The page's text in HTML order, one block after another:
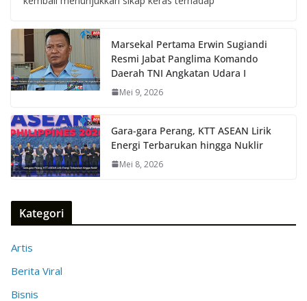
Marsekal Pertama Erwin Sugiandi
Resmi Jabat Panglima Komando
Daerah TNI Angkatan Udara I
Mei 9, 2026
Gara-gara Perang, KTT ASEAN Lirik
Energi Terbarukan hingga Nuklir
Mei 8, 2026
Kategori
Artis
Berita Viral
Bisnis